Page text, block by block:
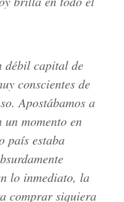
débil capital de
conscientes de
Apostábamos a
momento en
país estaba
lo inmediato, la
comprar siquiera